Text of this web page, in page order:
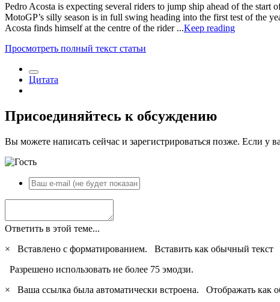
Pedro Acosta is expecting several riders to jump ship ahead of the
MotoGP’s silly season is in full swing heading into the first test of the
Acosta finds himself at the centre of the rider ...Keep reading
Просмотреть полный текст статьи
Цитата
Присоединяйтесь к обсуждению
Вы можете написать сейчас и зарегистрироваться позже. Если у
Ответить в этой теме...
×
Вставлено с форматированием. Вставить как обычный текст
Разрешено использовать не более 75 эмодзи.
×
Ваша ссылка была автоматически встроена. Отображать как